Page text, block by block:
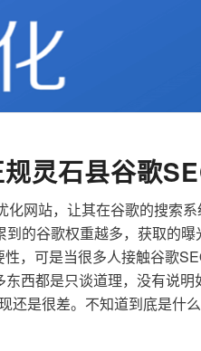
灵石县谷歌
网站，让其在谷歌的搜索
的谷歌权重越多，获取的
，可是当很多人接触谷歌
西都是只谈道理，没有说
还是很差。不知道到底是什